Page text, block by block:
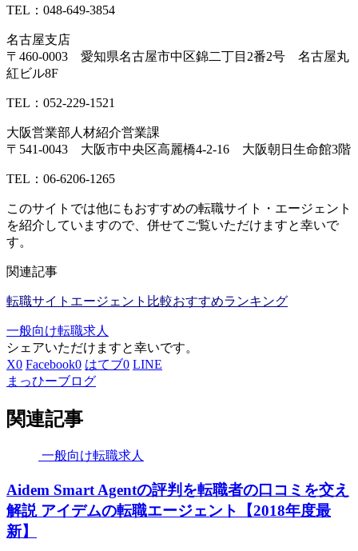
TEL：048-649-3854
名古屋支店
〒460-0003 愛知県名古屋市中区錦二丁目2番2号 名古屋丸
紅ビル8F
TEL：052-229-1521
大阪営業部人材紹介営業課
〒541-0043 大阪市中央区高麗橋4-2-16 大阪朝日生命館3階
TEL：06-6206-1265
このサイトでは他にもおすすめの転職サイト・エージェント
を紹介していますので、併せてご覧いただけますと幸いで
す。
関連記事
転職サイトエージェント比較おすすめランキング
一般向け転職求人
シェアいただけますと幸いです。
X0 Facebook0 はてブ0 LINE
まっひーブログ
関連記事
一般向け転職求人
Aidem Smart Agentの評判を転職者の口コミを交え
解説 アイデムの転職エージェント【2018年度最
新】